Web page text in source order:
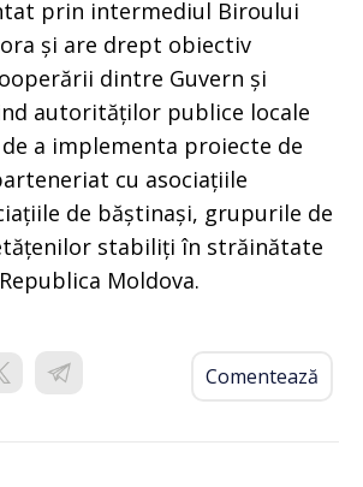
prin intermediul Biroului
și are drept obiectiv
dintre Guvern și
autorităților publice locale
a implementa proiecte de
cu asociațiile
de băștinași, grupurile de
stabiliți în străinătate
Moldova.
Comentează